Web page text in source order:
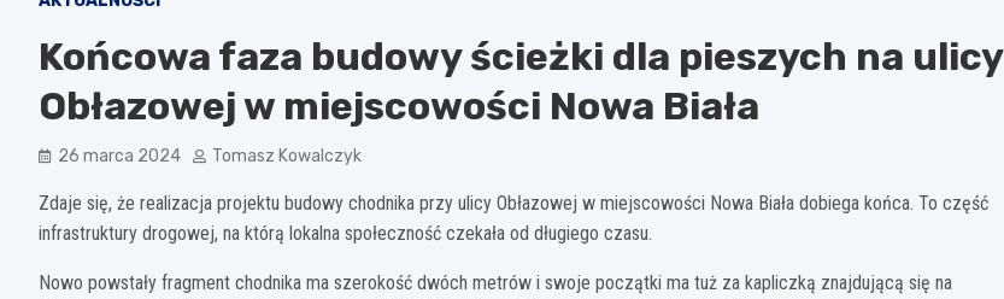
Końcowa faza budowy ścieżki dla pieszych na ulicy
Obłazowej w miejscowości Nowa Biała
26 marca 2024 Tomasz Kowalczyk
Zdaje się, że realizacja projektu budowy chodnika przy ulicy Obłazowej w miejscowości Nowa Biała dobiega końca. To część
infrastruktury drogowej, na którą lokalna społeczność czekała od długiego czasu.
Nowo powstały fragment chodnika ma szerokość dwóch metrów i swoje początki ma tuż za kapliczką znajdującą się na